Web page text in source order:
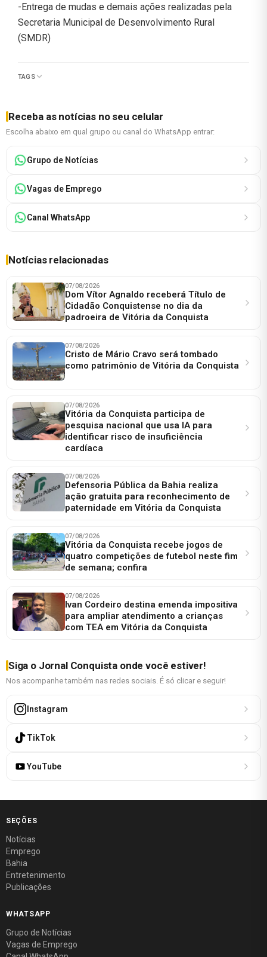
-Entrega de mudas e demais ações realizadas pela
Secretaria Municipal de Desenvolvimento Rural
(SMDR)
TAGS
Receba as notícias no seu celular
Escolha abaixo em qual grupo ou canal do WhatsApp entrar:
Grupo de Notícias
Vagas de Emprego
Canal WhatsApp
Notícias relacionadas
07/08/2026
Dom Vítor Agnaldo receberá Título de
Cidadão Conquistense no dia da
padroeira de Vitória da Conquista
07/08/2026
Cristo de Mário Cravo será tombado
como patrimônio de Vitória da Conquista
07/08/2026
Vitória da Conquista participa de
pesquisa nacional que usa IA para
identificar risco de insuficiência
cardíaca
07/08/2026
Defensoria Pública da Bahia realiza
ação gratuita para reconhecimento de
paternidade em Vitória da Conquista
07/08/2026
Vitória da Conquista recebe jogos de
quatro competições de futebol neste fim
de semana; confira
07/08/2026
Ivan Cordeiro destina emenda impositiva
para ampliar atendimento a crianças
com TEA em Vitória da Conquista
Siga o Jornal Conquista onde você estiver!
Nos acompanhe também nas redes sociais. É só clicar e seguir!
Instagram
TikTok
YouTube
SEÇÕES
Notícias
Emprego
Bahia
Entretenimento
Publicações
WHATSAPP
Grupo de Notícias
Vagas de Emprego